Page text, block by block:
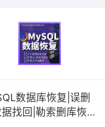
数据库恢复|误删
据找回|勒索删库恢